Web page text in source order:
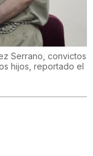
Serrano, convictos
hijos, reportado el